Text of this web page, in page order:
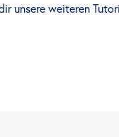
unsere weiteren